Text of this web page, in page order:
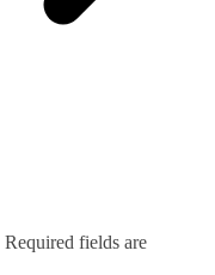
Required fields are